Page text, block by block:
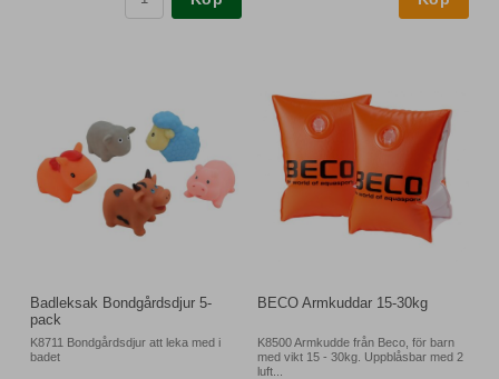
Badleksak Bondgårdsdjur 5-
pack
K8711 Bondgårdsdjur att leka med i
badet
BECO Armkuddar 15-30kg
K8500 Armkudde från Beco, för barn
med vikt 15 - 30kg. Uppblåsbar med 2
luft...